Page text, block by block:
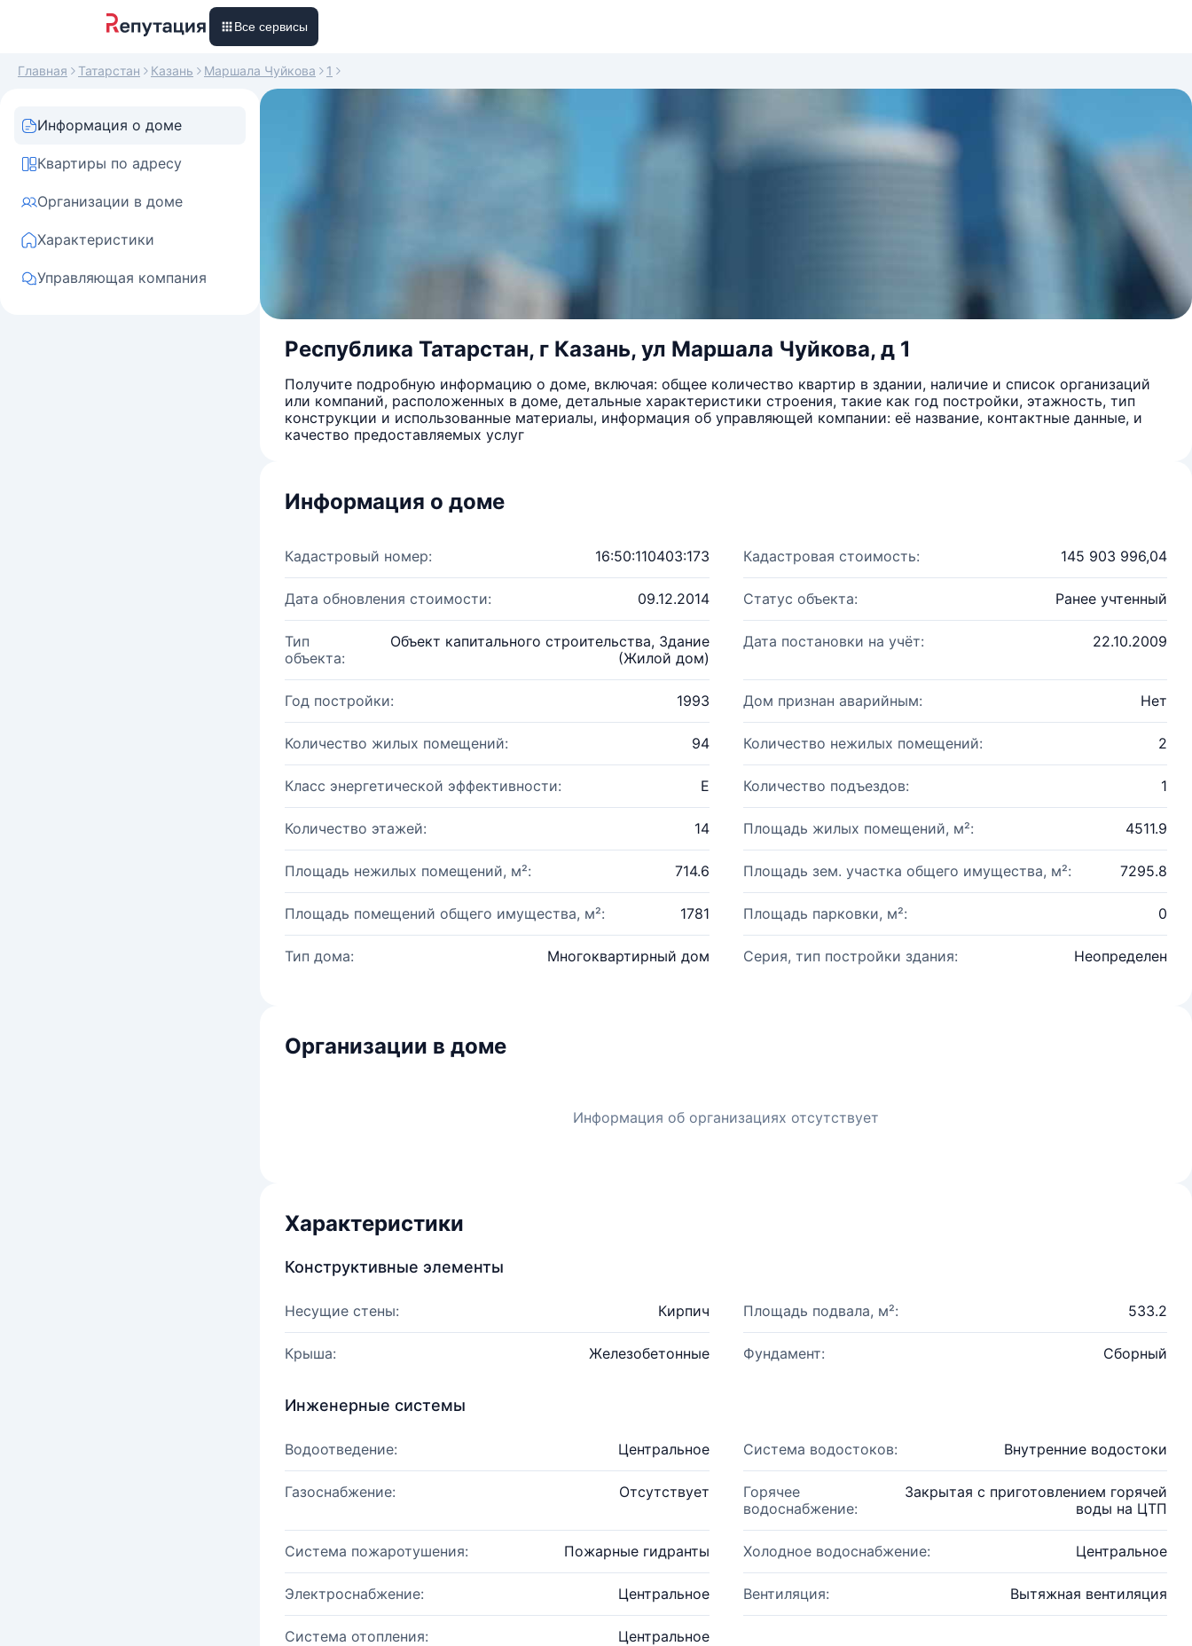
Все сервисы
Главная Татарстан Казань Маршала Чуйкова 1
Информация о доме
Квартиры по адресу
Организации в доме
Характеристики
Управляющая компания
Республика Татарстан, г Казань, ул Маршала Чуйкова, д 1
Получите подробную информацию о доме, включая: общее количество квартир в здании, наличие и список организаций
или компаний, расположенных в доме, детальные характеристики строения, такие как год постройки, этажность, тип
конструкции и использованные материалы, информация об управляющей компании: её название, контактные данные, и
качество предоставляемых услуг
Информация о доме
Кадастровый номер: 16:50:110403:173 Кадастровая стоимость: 145 903 996,04
Дата обновления стоимости: 09.12.2014 Статус объекта: Ранее учтенный
Тип
объекта:
Объект капитального строительства, Здание
(Жилой дом)
Дата постановки на учёт: 22.10.2009
Год постройки: 1993 Дом признан аварийным: Нет
Количество жилых помещений: 94 Количество нежилых помещений: 2
Класс энергетической эффективности: E Количество подъездов: 1
Количество этажей: 14 Площадь жилых помещений, м²: 4511.9
Площадь нежилых помещений, м²: 714.6 Площадь зем. участка общего имущества, м²: 7295.8
Площадь помещений общего имущества, м²: 1781 Площадь парковки, м²: 0
Тип дома: Многоквартирный дом Серия, тип постройки здания: Неопределен
Организации в доме
Информация об организациях отсутствует
Характеристики
Конструктивные элементы
Несущие стены: Кирпич Площадь подвала, м²: 533.2
Крыша: Железобетонные Фундамент: Сборный
Инженерные системы
Водоотведение: Центральное Система водостоков: Внутренние водостоки
Газоснабжение: Отсутствует
Горячее
водоснабжение:
Закрытая с приготовлением горячей
воды на ЦТП
Система пожаротушения: Пожарные гидранты Холодное водоснабжение: Центральное
Электроснабжение: Центральное Вентиляция: Вытяжная вентиляция
Система отопления: Центральное